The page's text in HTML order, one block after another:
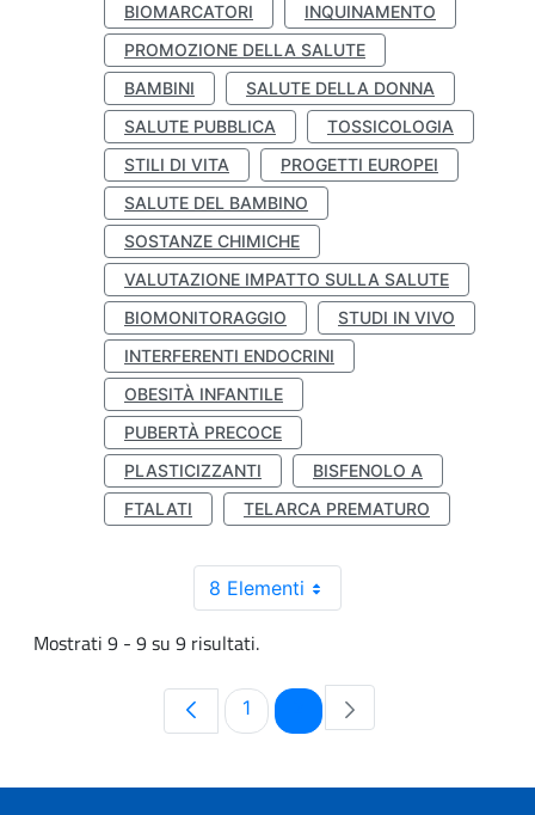
BIOMARCATORI
INQUINAMENTO
PROMOZIONE DELLA SALUTE
BAMBINI
SALUTE DELLA DONNA
SALUTE PUBBLICA
TOSSICOLOGIA
STILI DI VITA
PROGETTI EUROPEI
SALUTE DEL BAMBINO
SOSTANZE CHIMICHE
VALUTAZIONE IMPATTO SULLA SALUTE
BIOMONITORAGGIO
STUDI IN VIVO
INTERFERENTI ENDOCRINI
OBESITÀ INFANTILE
PUBERTÀ PRECOCE
PLASTICIZZANTI
BISFENOLO A
FTALATI
TELARCA PREMATURO
8 Elementi
Mostrati 9 - 9 su 9 risultati.
Pagina
1 Pagina